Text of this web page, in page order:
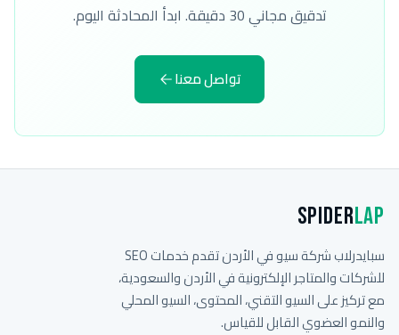
تدقيق مجاني 30 دقيقة. ابدأ المحادثة اليوم.
تواصل معنا
SpiderLap
سبايدرلاب شركة سيو في الأردن تقدم خدمات SEO
للشركات والمتاجر الإلكترونية في الأردن والسعودية،
مع تركيز على السيو التقني، المحتوى، السيو المحلي
والنمو العضوي القابل للقياس.